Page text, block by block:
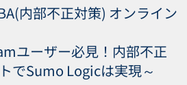
内部不正対策) オンライン
ユーザー必見！内部不正
でSumo Logicは実現～